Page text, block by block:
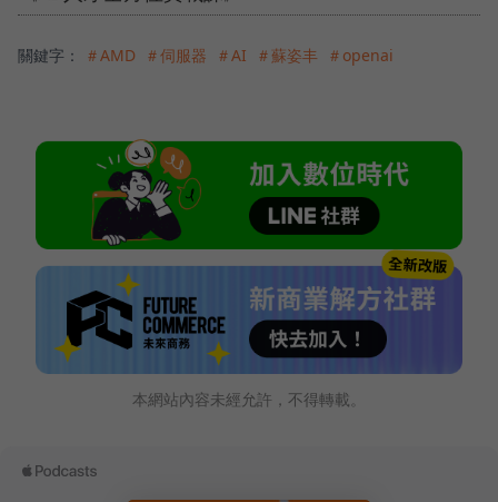
關鍵字： ＃AMD ＃伺服器 ＃AI ＃蘇姿丰 ＃openai
本網站內容未經允許，不得轉載。